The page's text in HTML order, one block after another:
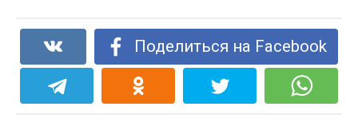
Поделиться на Facebook